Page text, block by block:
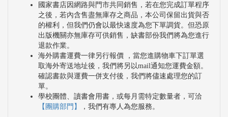
國家書店因網路與門市共同銷售，若在您完成訂單程序
之後，若內含售盡無庫存之商品，本公司保留出貨與否
的權利，但我們仍會以最快速度為您下單調貨。但恐原
出版機關亦無庫存可供銷售，缺書部份我們將為您進行
退款作業。
海外購書運費一律另行報價 ，當您進購物車下訂單選
取海外寄送地址後，我們將另以mail通知您運費金額。
確認書款與運費一併支付後，我們將儘速處理您的訂
單。
學校團體、讀書會用書，或每月需特定數量者，可洽
【團購部門】
，我們有專人為您服務。